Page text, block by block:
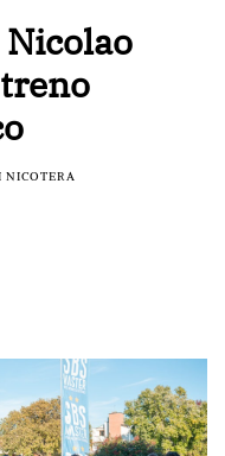
Nicolao
NICOTERA